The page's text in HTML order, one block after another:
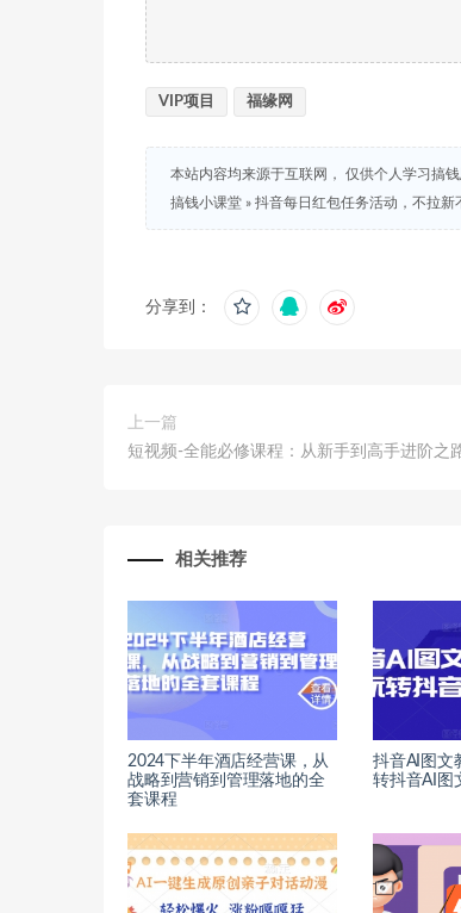
VIP项目 福缘网
本站内容均来源于互联网， 仅供个人学习搞
搞钱小课堂 » 抖音每日红包任务活动，不拉
分享到：
上一篇
短视频-全能必修课程：从新手到高手进阶之
相关推荐
2024下半年酒店经营课，从
战略到营销到管理落地的全
套课程
抖音AI图文
转抖音AI图